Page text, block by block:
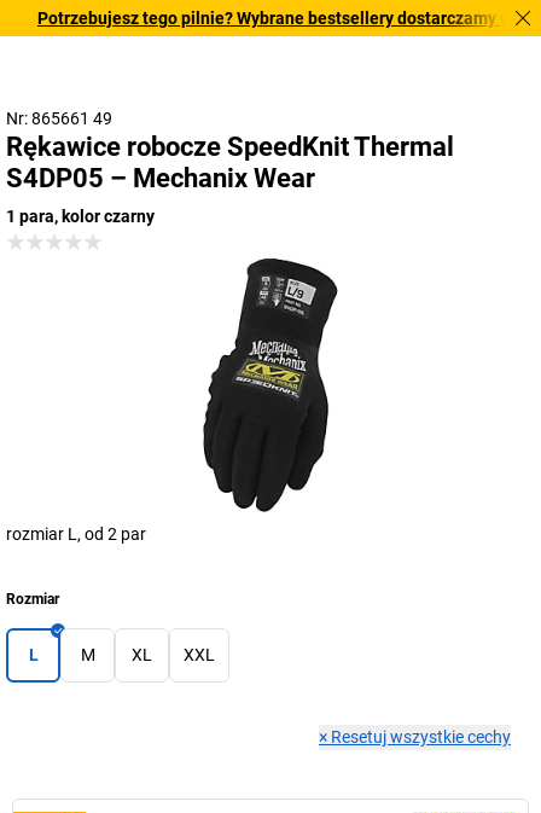
Potrzebujesz tego pilnie? Wybrane bestsellery dostarczamy w
Nr: 865661 49
Rękawice robocze SpeedKnit Thermal
S4DP05 – Mechanix Wear
1 para, kolor czarny
rozmiar L, od 2 par
Rozmiar
L M XL XXL
× Resetuj wszystkie cechy